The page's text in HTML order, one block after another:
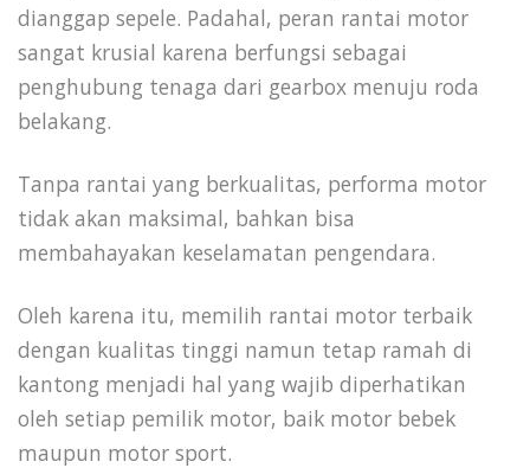
dianggap sepele. Padahal, peran rantai motor
sangat krusial karena berfungsi sebagai
penghubung tenaga dari gearbox menuju roda
belakang.
Tanpa rantai yang berkualitas, performa motor
tidak akan maksimal, bahkan bisa
membahayakan keselamatan pengendara.
Oleh karena itu, memilih rantai motor terbaik
dengan kualitas tinggi namun tetap ramah di
kantong menjadi hal yang wajib diperhatikan
oleh setiap pemilik motor, baik motor bebek
maupun motor sport.